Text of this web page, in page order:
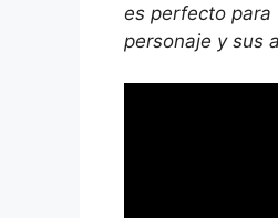
es perfecto para
personaje y sus